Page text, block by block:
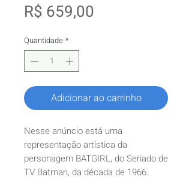
R$ 659,00
Quantidade *
Adicionar ao carrinho
Nesse anúncio está uma
representação artística da
personagem BATGIRL, do Seriado de
TV Batman, da década de 1966.